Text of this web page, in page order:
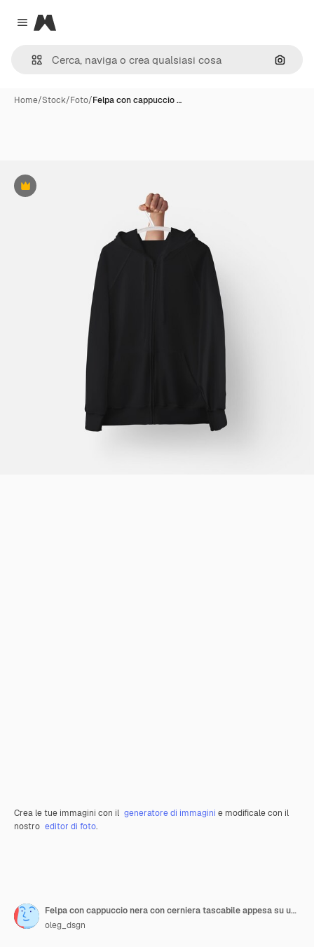
Close menu
Magnific
Cerca
Home/Stock/Foto/Felpa con cappuccio …
Premium
Crea le tue immagini con il generatore di immagini e modificale con il
nostro editor di foto.
Felpa con cappuccio nera con cerniera tascabile appesa su un gancio di plastica vista frontale isolata su sfondo
oleg_dsgn